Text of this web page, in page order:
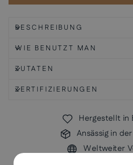
BESCHREIBUNG
WIE BENUTZT MAN
ZUTATEN
ZERTIFIZIERUNGEN
Hergestellt in
Ansässig in
Weltweiter